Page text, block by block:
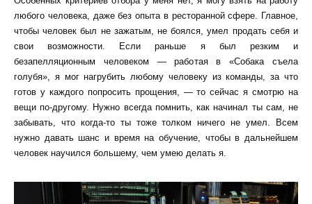
любого человека, даже без опыта в ресторанной сфере. Главное,
чтобы человек был не зажатым, не боялся, умел продать себя и
свои возможности. Если раньше я был резким и
безапелляционным человеком — работая в «Собака съела
голубя», я мог нагрубить любому человеку из команды, за что
готов у каждого попросить прощения, — то сейчас я смотрю на
вещи по-другому. Нужно всегда помнить, как начинал ты сам, не
забывать, что когда-то ты тоже толком ничего не умел. Всем
нужно давать шанс и время на обучение, чтобы в дальнейшем
человек научился большему, чем умею делать я.